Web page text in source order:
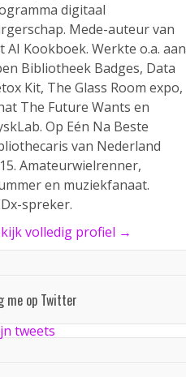
digitaal
Mede-auteur van
AI Kookboek. Werkte o.a. aan
Bibliotheek Badges, Data
Kit, The Glass Room expo,
The Future Wants en
Op Eén Na Beste
van Nederland
Amateurwielrenner,
en muziekfanaat.
spreker.
volledig profiel →
me op Twitter
tweets